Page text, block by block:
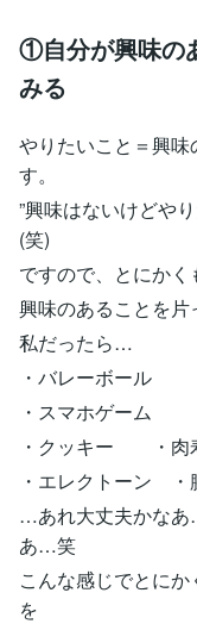
①自分が興味の
みる
やりたいこと＝興味
す。
”興味はないけどや
(笑)
ですので、とにかく
興味のあることを片
私だったら…
・バレーボール
・スマホゲーム
・クッキー ・
・エレクトーン
…あれ大丈夫かなあ
あ…笑
こんな感じでとに
を